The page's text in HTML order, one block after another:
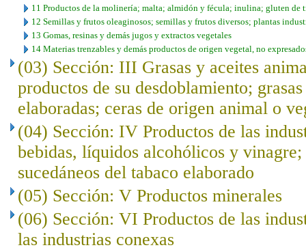
11 Productos de la molinería; malta; almidón y fécula; inulina; gluten de
12 Semillas y frutos oleaginosos; semillas y frutos diversos; plantas
13 Gomas, resinas y demás jugos y extractos vegetales
14 Materias trenzables y demás productos de origen vegetal, no
(03) Sección: III Grasas y aceites
productos de su desdoblamiento;
elaboradas; ceras de origen animal o
(04) Sección: IV Productos de las
bebidas, líquidos alcohólicos y vinagre;
sucedáneos del tabaco elaborado
(05) Sección: V Productos minerales
(06) Sección: VI Productos de las
las industrias conexas